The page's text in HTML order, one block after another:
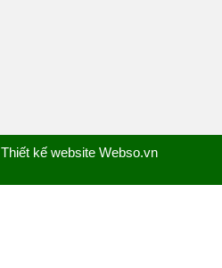
Thiết kế website Webso.vn